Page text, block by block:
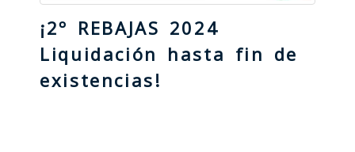
¡2º REBAJAS 2024
Liquidación hasta fin de
existencias!